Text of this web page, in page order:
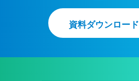
資料ダウンロード